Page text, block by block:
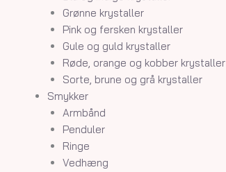
Grønne krystaller
Pink og fersken krystaller
Gule og guld krystaller
Røde, orange og kobber krystaller
Sorte, brune og grå krystaller
Smykker
Armbånd
Penduler
Ringe
Vedhæng